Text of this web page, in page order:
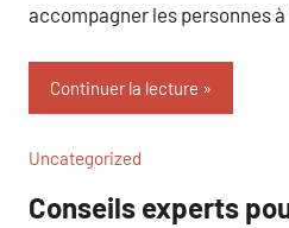
accompagner les personnes
Continuer la lecture
Uncategorized
Conseils experts